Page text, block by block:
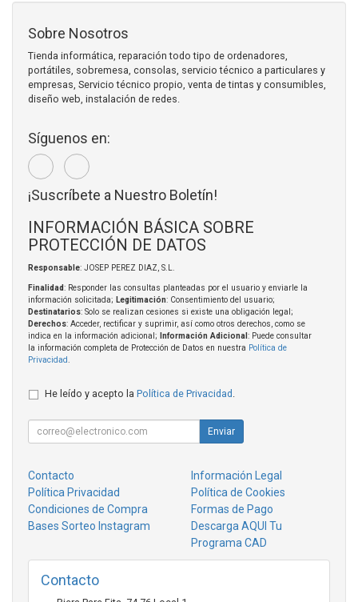
Sobre Nosotros
Tienda informática, reparación todo tipo de ordenadores,
portátiles, sobremesa, consolas, servicio técnico a particulares y
empresas, Servicio técnico propio, venta de tintas y consumibles,
diseño web, instalación de redes.
Síguenos en:
¡Suscríbete a Nuestro Boletín!
INFORMACIÓN BÁSICA SOBRE
PROTECCIÓN DE DATOS
Responsable: JOSEP PEREZ DIAZ, S.L.
Finalidad: Responder las consultas planteadas por el usuario y enviarle la
información solicitada; Legitimación: Consentimiento del usuario;
Destinatarios: Solo se realizan cesiones si existe una obligación legal;
Derechos: Acceder, rectificar y suprimir, así como otros derechos, como se
indica en la información adicional;
Información Adicional : Puede consultar
la información completa de Protección de Datos en nuestra Política de
Privacidad
He leído y acepto la Política de Privacidad .
Enviar
Contacto
Información Legal
Política Privacidad
Política de Cookies
Condiciones de Compra
Formas de Pago
Bases Sorteo Instagram
Descarga AQUI Tu
Programa CAD
Contacto